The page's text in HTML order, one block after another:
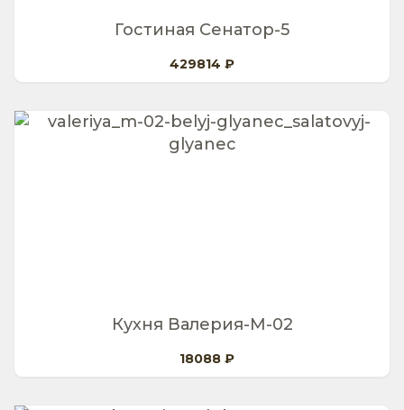
Гостиная Сенатор-5
429814 ₽
Кухня Валерия-М-02
18088 ₽